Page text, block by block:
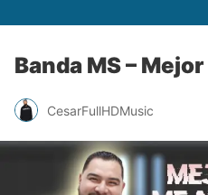
Banda MS –
CesarFullHDMusic